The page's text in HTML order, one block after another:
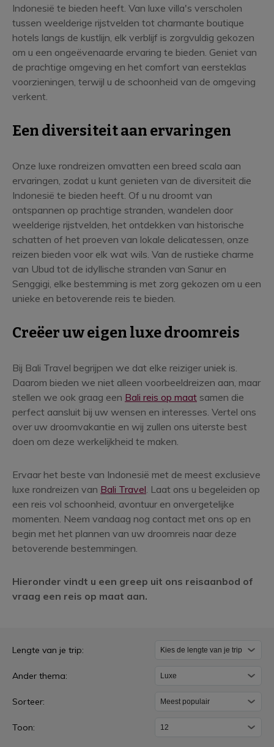
Indonesië te bieden heeft. Van luxe villa's verscholen
tussen weelderige rijstvelden tot charmante boutique
hotels langs de kustlijn, elk verblijf is zorgvuldig gekozen
om u een ongeëvenaarde ervaring te bieden. Geniet van
de prachtige omgeving en het comfort van eersteklas
voorzieningen, terwijl u de schoonheid van de omgeving
verkent.
Een diversiteit aan ervaringen
Onze luxe rondreizen omvatten een breed scala aan
ervaringen, zodat u kunt genieten van de diversiteit die
Indonesië te bieden heeft. Of u nu droomt van
ontspannen op prachtige stranden, wandelen door
weelderige rijstvelden, het ontdekken van historische
schatten of het proeven van lokale delicatessen, onze
reizen bieden voor elk wat wils. Van de rustieke charme
van Ubud tot de idyllische stranden van Sanur en
Senggigi, elke bestemming is met zorg gekozen om u een
unieke en betoverende reis te bieden.
Creëer uw eigen luxe droomreis
Bij Bali Travel begrijpen we dat elke reiziger uniek is.
Daarom bieden we niet alleen voorbeeldreizen aan, maar
stellen we ook graag een Bali reis op maat samen die
perfect aansluit bij uw wensen en interesses. Vertel ons
over uw droomvakantie en wij zullen ons uiterste best
doen om deze werkelijkheid te maken.
Ervaar het beste van Indonesië met de meest exclusieve
luxe rondreizen van Bali Travel. Laat ons u begeleiden op
een reis vol schoonheid, avontuur en onvergetelijke
momenten. Neem vandaag nog contact met ons op en
begin met het plannen van uw droomreis naar deze
betoverende bestemmingen.
Hieronder vindt u een greep uit ons reisaanbod of
vraag een reis op maat aan.
L
x
e
Lengte van je trip:
Ander thema:
Sorteer:
Toon: